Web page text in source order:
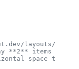
layouts/
**2** items next
space to